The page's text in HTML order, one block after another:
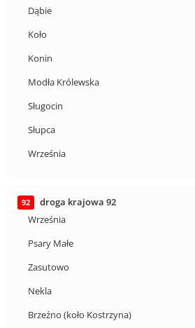
Dąbie
Koło
Konin
Modła Królewska
Sługocin
Słupca
Września
92
droga krajowa 92
Września
Psary Małe
Zasutowo
Nekla
Brzeźno (koło Kostrzyna)